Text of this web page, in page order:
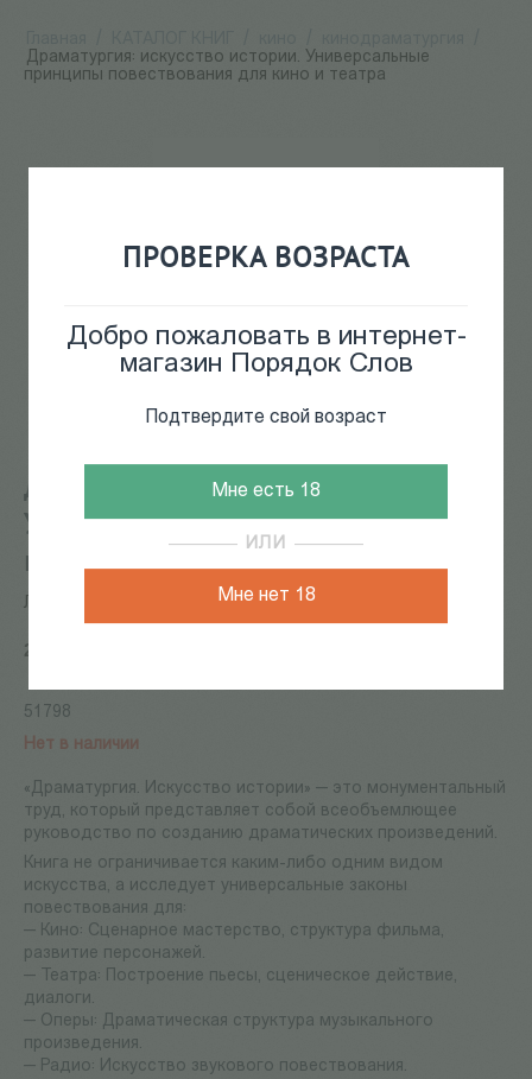
ПРОВЕРКА ВОЗРАСТА
Добро пожаловать в интернет-
магазин Порядок Слов
Подтвердите свой возраст
Мне есть 18
ИЛИ
Мне нет 18
Драматургия: искусство истории. Универсальные
принципы повествования для кино и театра
Драматургия: искусство истории.
Универсальные принципы
повествования для кино и театра
Лаваньде М.
2 423
51798
Нет в наличии
«Драматургия. Искусство истории» — это монументальный
труд, который представляет собой всеобъемлющее
руководство по созданию драматических произведений.
Книга не ограничивается каким-либо одним видом
искусства, а исследует универсальные законы
повествования для:
— Кино: Сценарное мастерство, структура фильма,
развитие персонажей.
— Театра: Построение пьесы, сценическое действие,
диалоги.
— Оперы: Драматическая структура музыкального
произведения.
— Радио: Искусство звукового повествования.